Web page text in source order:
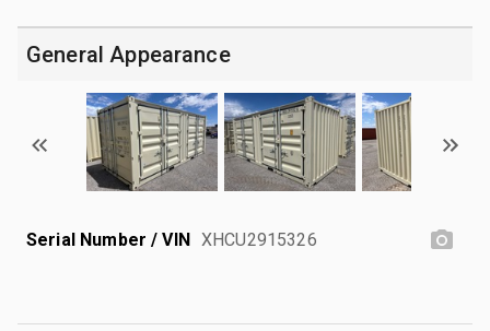
General Appearance
Serial Number / VIN XHCU2915326